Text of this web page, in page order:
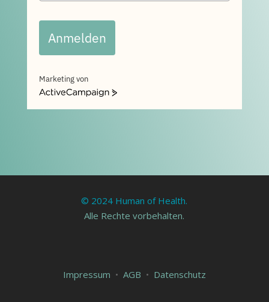
Anmelden
Marketing von
ActiveCampaign
© 2024 Human of Health.
Alle Rechte vorbehalten.
Impressum • AGB • Datenschutz